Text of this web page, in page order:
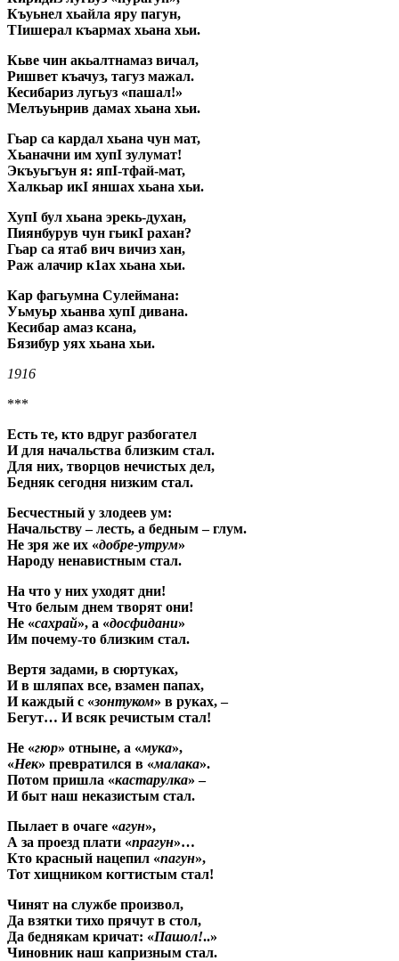
Къуьнел хьайла яру пагун,
ТIишерал къармах хьана хьи.
Кьве чин акьалтнамаз вичал,
Ришвет къачуз, тагуз мажал.
Кесибариз лугьуз «пашал!»
Мелъуьнрив дамах хьана хьи.
Гьар са кардал хьана чун мат,
Хьаначни им хупI зулумат!
Экъуьгъун я: япI-тфай-мат,
Халкьар икI яншах хьана хьи.
ХупI бул хьана эрекь-духан,
Пиянбурув чун гьикI рахан?
Гьар са ятаб вич вичиз хан,
Раж алачир к1ах хьана хьи.
Кар фагьумна Сулеймана:
Уьмуьр хьанва хупI дивана.
Кесибар амаз ксана,
Бязибур уях хьана хьи.
1916
***
Есть те, кто вдруг разбогател
И для начальства близким стал.
Для них, творцов нечистых дел,
Бедняк сегодня низким стал.
Бесчестный у злодеев ум:
Начальству – лесть, а бедным – глум.
Не зря же их «добре-утрум»
Народу ненавистным стал.
На что у них уходят дни!
Что белым днем творят они!
Не «сахрай», а «досфидани»
Им почему-то близким стал.
Вертя задами, в сюртуках,
И в шляпах все, взамен папах,
И каждый с «зонтуком» в руках, –
Бегут… И всяк речистым стал!
Не «гюр» отныне, а «мука»,
«Нек» превратился в «малака».
Потом пришла «кастарулка» –
И быт наш неказистым стал.
Пылает в очаге «агун»,
А за проезд плати «прагун»…
Кто красный нацепил «пагун»,
Тот хищником когтистым стал!
Чинят на службе произвол,
Да взятки тихо прячут в стол,
Да беднякам кричат: «Пашол!..»
Чиновник наш капризным стал.